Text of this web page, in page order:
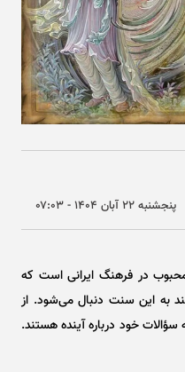
پنجشنبه ۲۲ آبان ۱۴۰۴ - ۰۷:۰۳
در فرهنگ ایرانی است که
به این سنت دنبال می‌شود. از
خود درباره آینده هستند.